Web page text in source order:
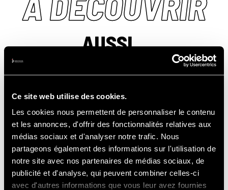
Ce site web utilise des cookies.
Les cookies nous permettent de personnaliser le contenu
et les annonces, d'offrir des fonctionnalités relatives aux
médias sociaux et d'analyser notre trafic. Nous
partageons également des informations sur l'utilisation de
notre site avec nos partenaires de médias sociaux, de
publicité et d'analyse, qui peuvent combiner celles-ci
avec d'autres informations que vous leur avez fournies
AUSSI...
BAPTÊMES
DE PISTE